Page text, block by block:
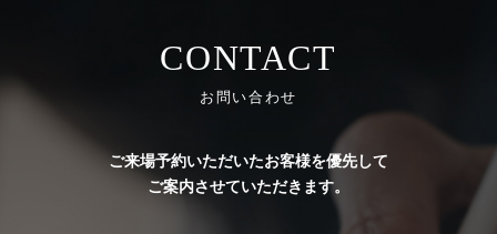
CONTACT
お問い合わせ
ご来場予約いただいたお客様を優先して
ご案内させていただきます。